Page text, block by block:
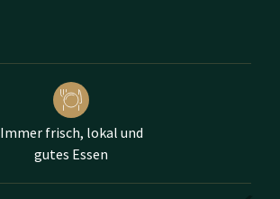
Immer frisch, lokal und
gutes Essen